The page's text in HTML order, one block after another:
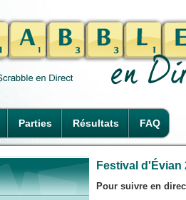
Parties Résultats FAQ
Festival d'Évian
Pour suivre en